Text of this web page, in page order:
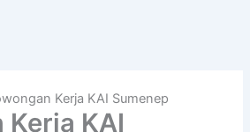
Kerja KAI Sumenep
Kerja KAI